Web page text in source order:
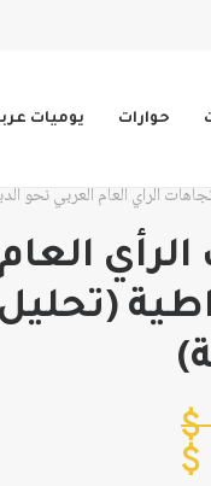
حوارات يوميات
الرأي العام العربي نحو
$نطاق
$